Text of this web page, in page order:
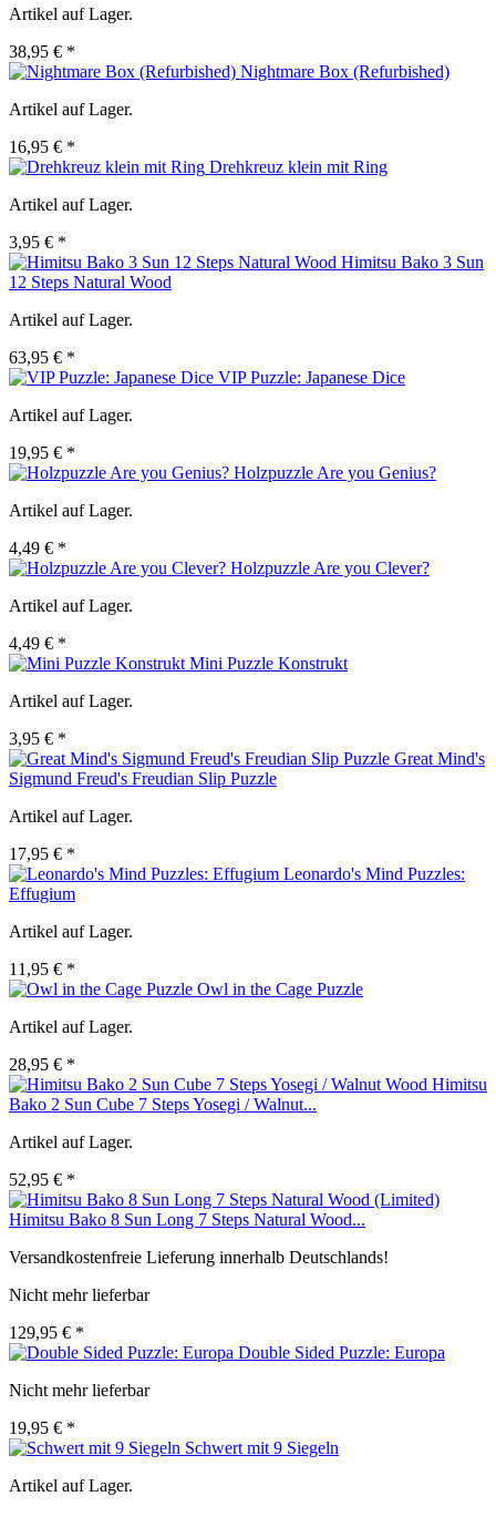
Artikel auf Lager.
38,95 € *
Nightmare Box (Refurbished)
Artikel auf Lager.
16,95 € *
Drehkreuz klein mit Ring
Artikel auf Lager.
3,95 € *
Himitsu Bako 3 Sun
12 Steps Natural Wood
Artikel auf Lager.
63,95 € *
VIP Puzzle: Japanese Dice
Artikel auf Lager.
19,95 € *
Holzpuzzle Are you Genius?
Artikel auf Lager.
4,49 € *
Holzpuzzle Are you Clever?
Artikel auf Lager.
4,49 € *
Mini Puzzle Konstrukt
Artikel auf Lager.
3,95 € *
Great Mind's
Sigmund Freud's Freudian Slip Puzzle
Artikel auf Lager.
17,95 € *
Leonardo's Mind Puzzles:
Effugium
Artikel auf Lager.
11,95 € *
Owl in the Cage Puzzle
Artikel auf Lager.
28,95 € *
Himitsu
Bako 2 Sun Cube 7 Steps Yosegi / Walnut...
Artikel auf Lager.
52,95 € *
Himitsu Bako 8 Sun Long 7 Steps Natural Wood...
Versandkostenfreie Lieferung innerhalb Deutschlands!
Nicht mehr lieferbar
129,95 € *
Double Sided Puzzle: Europa
Nicht mehr lieferbar
19,95 € *
Schwert mit 9 Siegeln
Artikel auf Lager.